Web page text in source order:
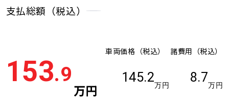
支払総額（税込）
153.9
万円
車両価格（税込）
145.2
万円
諸費用（税込）
8.7
万円